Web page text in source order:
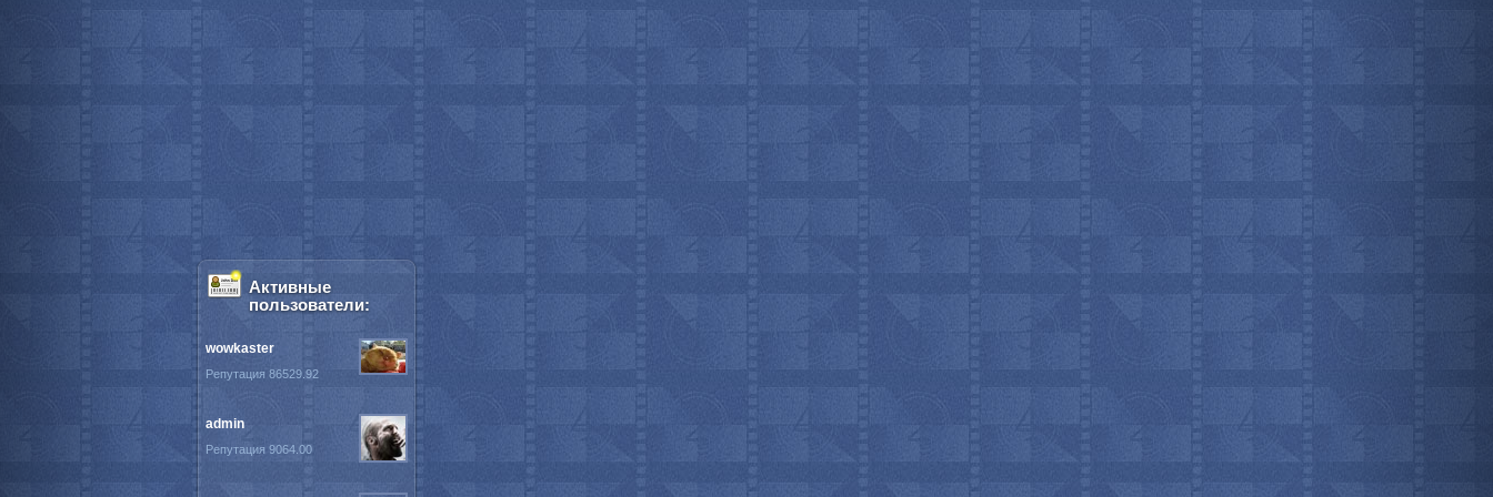
Активные
пользователи:
wowkaster
Репутация 86529.92
admin
Репутация 9064.00